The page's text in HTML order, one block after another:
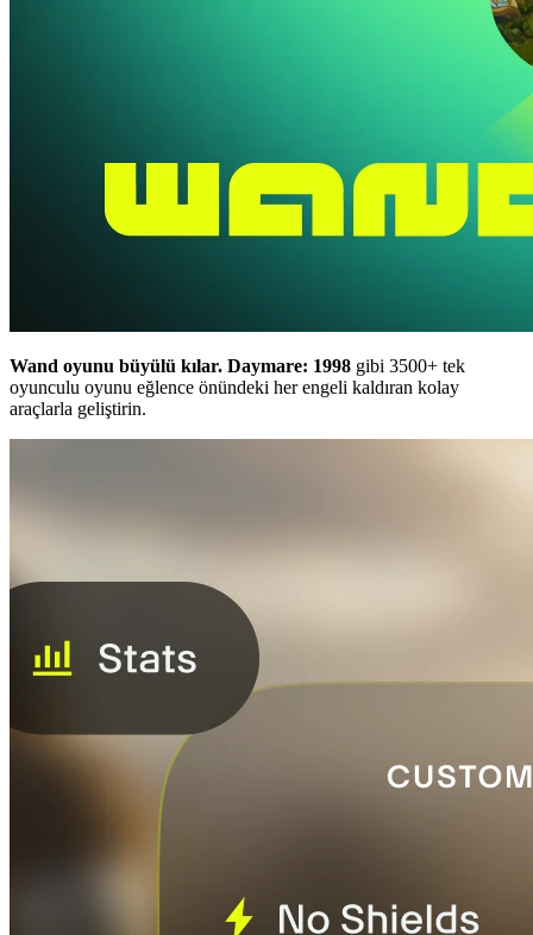
Wand oyunu büyülü kılar. Daymare: 1998 gibi 3500+ tek
oyunculu oyunu eğlence önündeki her engeli kaldıran kolay
araçlarla geliştirin.